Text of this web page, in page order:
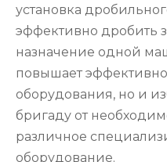
установка
эффективно дробить
назначение одной
повышает
оборудования, но и
бригаду от
различное
оборудование.